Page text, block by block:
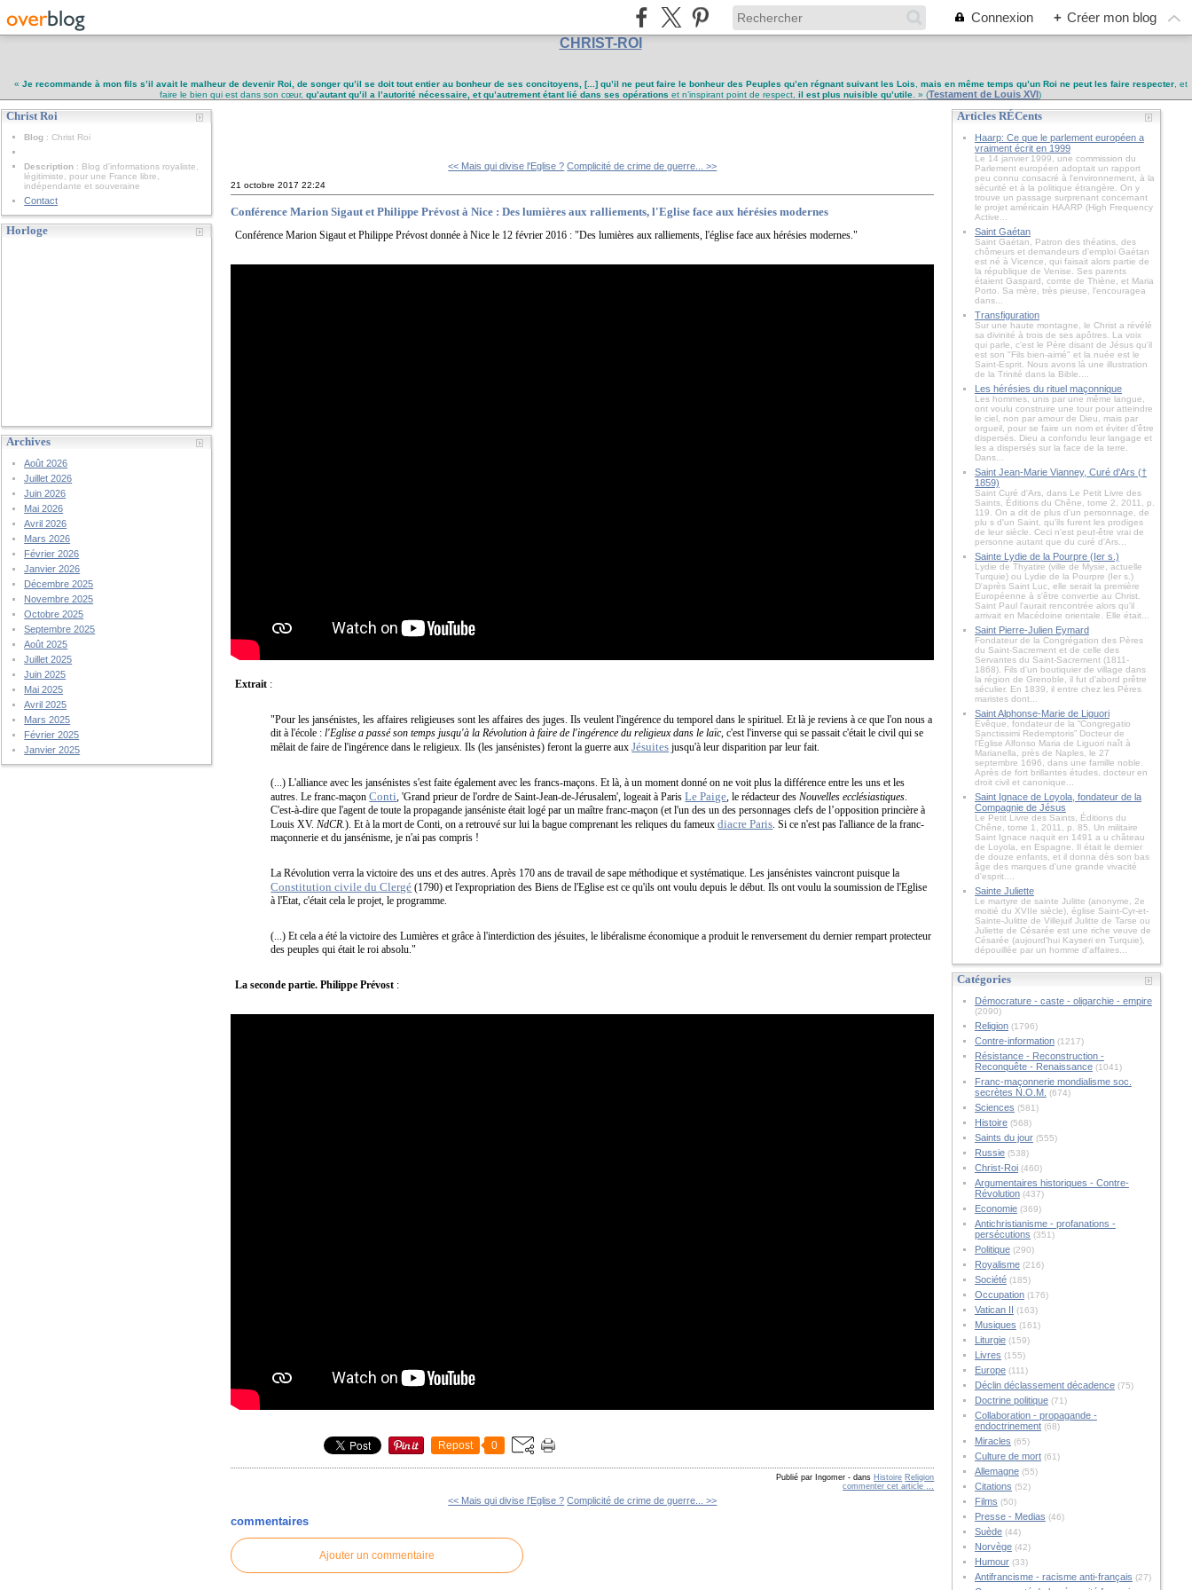
Connexion + Créer mon blog
CHRIST-ROI
« Je recommande à mon fils s’il avait le malheur de devenir Roi, de songer qu’il se doit tout entier au bonheur de ses concitoyens, [...] qu’il ne peut faire le bonheur des Peuples qu’en régnant suivant les Lois mais en même temps qu’un Roi ne peut les faire respecter, et
faire le bien qui est dans son cœur, qu’autant qu’il a l’autorité nécessaire, et qu’autrement étant lié dans ses opérations et n’inspirant point de respect, il est plus nuisible qu’utile . » (Testament de Louis XVI)
Christ Roi
Blog : Christ Roi
Description : Blog d'informations royaliste,
légitimiste, pour une France libre,
indépendante et souveraine
Contact
Horloge
Archives
Août 2026
Juillet 2026
Juin 2026
Mai 2026
Avril 2026
Mars 2026
Février 2026
Janvier 2026
Décembre 2025
Novembre 2025
Octobre 2025
Septembre 2025
Août 2025
Juillet 2025
Juin 2025
Mai 2025
Avril 2025
Mars 2025
Février 2025
Janvier 2025
<< Mais qui divise l'Eglise ? Complicité de crime de guerre... >>
21 octobre 2017 22:24
Conférence Marion Sigaut et Philippe Prévost à Nice : Des lumières aux ralliements, l'Eglise face aux hérésies modernes
Conférence Marion Sigaut et Philippe Prévost donnée à Nice le 12 février 2016 : "Des lumières aux ralliements, l'église face aux hérésies modernes."
Extrait :
"Pour les jansénistes, les affaires religieuses sont les affaires des juges. Ils veulent l'ingérence du temporel dans le spirituel. Et là je reviens à ce que l'on nous a
dit à l'école : l'Eglise a passé son temps jusqu'à la Révolution à faire de l'ingérence du religieux dans le laïc, c'est l'inverse qui se passait c'était le civil qui se
mêlait de faire de l'ingérence dans le religieux. Ils (les jansénistes) feront la guerre auxJésuites jusqu'à leur disparition par leur fait.
(...) L'alliance avec les jansénistes s'est faite également avec les francs-maçons. Et là, à un moment donné on ne voit plus la différence entre les uns et les
autres. Le franc-maçonConti , 'Grand prieur de l'ordre de Saint-Jean-de-Jérusalem', logeait à ParisLe Paige , le rédacteur des Nouvelles ecclésiastiques
C'est-à-dire que l'agent de toute la propagande janséniste était logé par un maître franc-maçon (et l'un des un des personnages clefs de l’opposition princière à
Louis XV. NdCR.). Et à la mort de Conti, on a retrouvé sur lui la bague comprenant les reliques du fameuxdiacre Paris . Si ce n'est pas l'alliance de la franc-
maçonnerie et du jansénisme, je n'ai pas compris !
La Révolution verra la victoire des uns et des autres. Après 170 ans de travail de sape méthodique et systématique. Les jansénistes vaincront puisque la
Constitution civile du Clergé (1790) et l'expropriation des Biens de l'Eglise est ce qu'ils ont voulu depuis le début. Ils ont voulu la soumission de l'Eglise
à l'Etat, c'était cela le projet, le programme.
(...) Et cela a été la victoire des Lumières et grâce à l'interdiction des jésuites, le libéralisme économique a produit le renversement du dernier rempart protecteur
des peuples qui était le roi absolu."
La seconde partie. Philippe Prévost :
Repost 0
Publié par Ingomer - dans Histoire Religion
commenter cet article
<< Mais qui divise l'Eglise ? Complicité de crime de guerre... >>
commentaires
Ajouter un commentaire
Articles RÉCents
Haarp: Ce que le parlement européen a
vraiment écrit en 1999
Le 14 janvier 1999, une commission du
Parlement européen adoptait un rapport
peu connu consacré à l'environnement, à la
sécurité et à la politique étrangère. On y
trouve un passage surprenant concernant
le projet américain HAARP (High Frequency
Active...
Saint Gaétan
Saint Gaétan, Patron des théatins, des
chômeurs et demandeurs d'emploi Gaétan
est né à Vicence, qui faisait alors partie de
la république de Venise. Ses parents
étaient Gaspard, comte de Thiène, et Maria
Porto. Sa mère, très pieuse, l'encouragea
dans...
Transfiguration
Sur une haute montagne, le Christ a révélé
sa divinité à trois de ses apôtres. La voix
qui parle, c'est le Père disant de Jésus qu'il
est son "Fils bien-aimé" et la nuée est le
Saint-Esprit. Nous avons là une illustration
de la Trinité dans la Bible....
Les hérésies du rituel maçonnique
Les hommes, unis par une même langue,
ont voulu construire une tour pour atteindre
le ciel, non par amour de Dieu, mais par
orgueil, pour se faire un nom et éviter d’être
dispersés. Dieu a confondu leur langage et
les a dispersés sur la face de la terre.
Dans...
Saint Jean-Marie Vianney, Curé d'Ars (†
1859)
Saint Curé d'Ars, dans Le Petit Livre des
Saints, Éditions du Chêne, tome 2, 2011, p.
119. On a dit de plus d'un personnage, de
plu s d'un Saint, qu'ils furent les prodiges
de leur siècle. Ceci n'est peut-être vrai de
personne autant que du curé d'Ars...
Sainte Lydie de la Pourpre (Ier s.)
Lydie de Thyatire (ville de Mysie, actuelle
Turquie) ou Lydie de la Pourpre (Ier s.)
D'après Saint Luc, elle serait la première
Européenne à s'être convertie au Christ.
Saint Paul l'aurait rencontrée alors qu'il
arrivait en Macédoine orientale. Elle était...
Saint Pierre-Julien Eymard
Fondateur de la Congrégation des Pères
du Saint-Sacrement et de celle des
Servantes du Saint-Sacrement (1811-
1868). Fils d'un boutiquier de village dans
la région de Grenoble, il fut d'abord prêtre
séculier. En 1839, il entre chez les Pères
maristes dont...
Saint Alphonse-Marie de Liguori
Évêque, fondateur de la “Congregatio
Sanctissimi Redemptoris” Docteur de
l'Église Alfonso Maria de Liguori naît à
Marianella, près de Naples, le 27
septembre 1696, dans une famille noble.
Après de fort brillantes études, docteur en
droit civil et canonique...
Saint Ignace de Loyola, fondateur de la
Compagnie de Jésus
Le Petit Livre des Saints, Éditions du
Chêne, tome 1, 2011, p. 85. Un militaire
Saint Ignace naquit en 1491 a u château
de Loyola, en Espagne. Il était le dernier
de douze enfants, et il donna dès son bas
âge des marques d'une grande vivacité
d'esprit....
Sainte Juliette
Le martyre de sainte Julitte (anonyme, 2e
moitié du XVIIe siècle), église Saint-Cyr-et-
Sainte-Julitte de Villejuif Julitte de Tarse ou
Juliette de Césarée est une riche veuve de
Césarée (aujourd'hui Kayseri en Turquie),
dépouillée par un homme d'affaires...
Catégories
Démocrature - caste - oligarchie - empire
(2090)
Religion(1796)
Contre-information(1217)
Résistance - Reconstruction -
Reconquête - Renaissance(1041)
Franc-maçonnerie mondialisme soc.
secrètes N.O.M. (674)
Sciences (581)
Histoire(568)
Saints du jour(555)
Russie(538)
Christ-Roi(460)
Argumentaires historiques - Contre-
Révolution(437)
Economie(369)
Antichristianisme - profanations -
persécutions (351)
Politique(290)
Royalisme(216)
Société(185)
Occupation(176)
Vatican II (163)
Musiques (161)
Liturgie(159)
Livres (155)
Europe(111)
Déclin déclassement décadence(75)
Doctrine politique(71)
Collaboration - propagande -
endoctrinement(68)
Miracles (65)
Culture de mort(61)
Allemagne(55)
Citations (52)
Films (50)
Presse - Medias (46)
Suède(44)
Norvège(42)
Humour(33)
Antifrancisme - racisme anti-français (27)